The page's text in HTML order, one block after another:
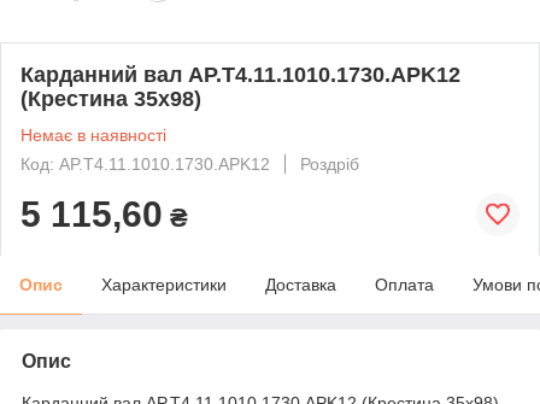
Карданний вал AP.T4.11.1010.1730.APK12
(Крестина 35х98)
Немає в наявності
Код: AP.T4.11.1010.1730.APK12
Роздріб
5 115,60 ₴
Опис Характеристики Доставка Оплата Умови
Опис